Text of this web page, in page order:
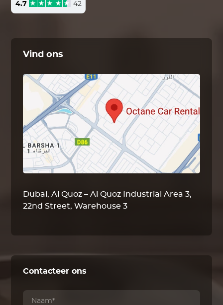
4.7 42
Vind ons
Dubai, Al Quoz – Al Quoz Industrial Area 3,
22nd Street, Warehouse 3
Contacteer ons